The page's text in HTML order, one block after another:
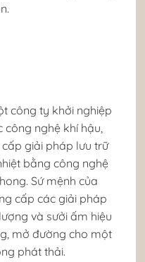
công ty khởi nghiệp
công nghệ khí hậu,
giải pháp lưu trữ
bằng công nghệ
Sứ mệnh của
cấp các giải pháp
và sưởi ấm hiệu
mở đường cho một
phát thải.